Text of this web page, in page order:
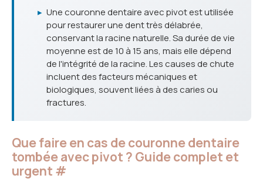
▸ Une couronne dentaire avec pivot est utilisée
pour restaurer une dent très délabrée,
conservant la racine naturelle. Sa durée de vie
moyenne est de 10 à 15 ans, mais elle dépend
de l'intégrité de la racine. Les causes de chute
incluent des facteurs mécaniques et
biologiques, souvent liées à des caries ou
fractures.
Que faire en cas de couronne dentaire
tombée avec pivot ? Guide complet et
urgent #